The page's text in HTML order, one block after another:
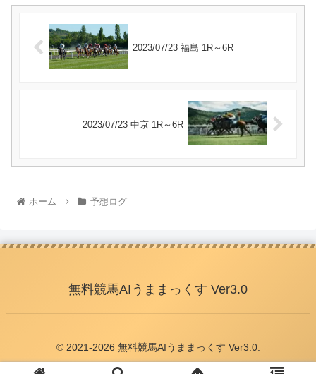
2023/07/23 福島 1R～6R
2023/07/23 中京 1R～6R
ホーム 予想ログ
無料競馬AIうままっくす Ver3.0
© 2021-2026 無料競馬AIうままっくす Ver3.0.